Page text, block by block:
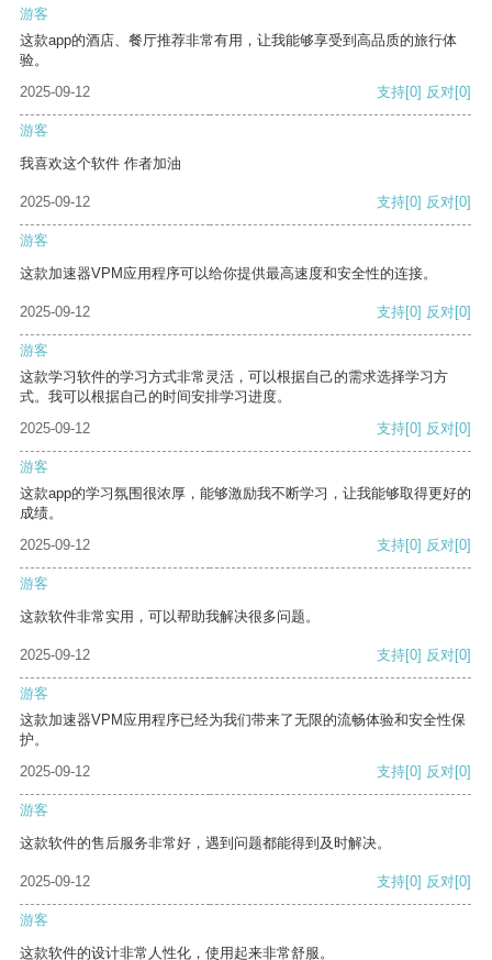
游客
这款app的酒店、餐厅推荐非常有用，让我能够享受到高品质的旅行体
验。
2025-09-12
支持[0] 反对[0]
游客
我喜欢这个软件 作者加油
2025-09-12 支持[0] 反对[0]
游客
这款加速器VPM应用程序可以给你提供最高速度和安全性的连接。
2025-09-12 支持[0] 反对[0]
游客
这款学习软件的学习方式非常灵活，可以根据自己的需求选择学习方
式。我可以根据自己的时间安排学习进度。
2025-09-12
支持[0] 反对[0]
游客
这款app的学习氛围很浓厚，能够激励我不断学习，让我能够取得更好的
成绩。
2025-09-12
支持[0] 反对[0]
游客
这款软件非常实用，可以帮助我解决很多问题。
2025-09-12 支持[0] 反对[0]
游客
这款加速器VPM应用程序已经为我们带来了无限的流畅体验和安全性保
护。
2025-09-12
支持[0] 反对[0]
游客
这款软件的售后服务非常好，遇到问题都能得到及时解决。
2025-09-12 支持[0] 反对[0]
游客
这款软件的设计非常人性化，使用起来非常舒服。